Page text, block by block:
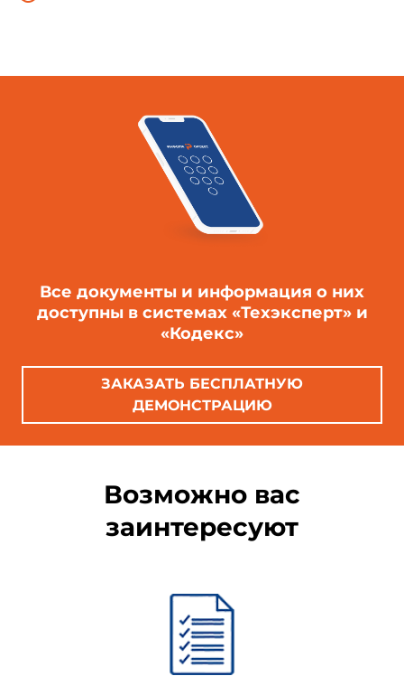
Все документы и информация о них
доступны в системах «Техэксперт» и
«Кодекс»
ЗАКАЗАТЬ БЕСПЛАТНУЮ
ДЕМОНСТРАЦИЮ
Возможно вас
заинтересуют